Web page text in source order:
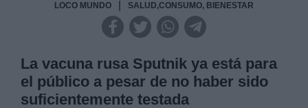
LOCO MUNDO SALUD,CONSUMO, BIENESTAR
La vacuna rusa Sputnik ya está para
el público a pesar de no haber sido
suficientemente testada
Legitimación: